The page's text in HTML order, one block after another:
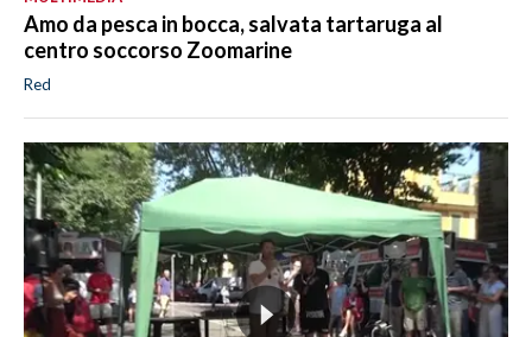
Amo da pesca in bocca, salvata tartaruga al
centro soccorso Zoomarine
Red